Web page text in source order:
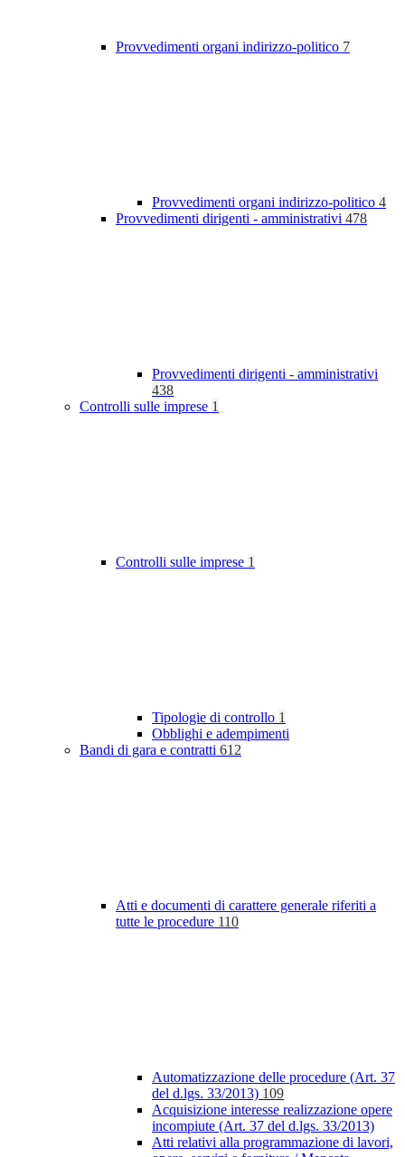
Provvedimenti organi indirizzo-politico 7
Provvedimenti organi indirizzo-politico 4
Provvedimenti dirigenti - amministrativi 478
Provvedimenti dirigenti - amministrativi
438
Controlli sulle imprese 1
Controlli sulle imprese 1
Tipologie di controllo 1
Obblighi e adempimenti
Bandi di gara e contratti 612
Atti e documenti di carattere generale riferiti a
tutte le procedure 110
Automatizzazione delle procedure (Art. 37
del d.lgs. 33/2013) 109
Acquisizione interesse realizzazione opere
incompiute (Art. 37 del d.lgs. 33/2013)
Atti relativi alla programmazione di lavori,